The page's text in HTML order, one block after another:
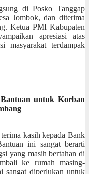
di Posko Tanggap
Jombok, dan diterima
Ketua PMI Kabupaten
apresiasi atas
masyarakat terdampak
untuk Korban
kasih kepada Bank
ini sangat berarti
yang masih bertahan di
ke rumah masing-
sangat diperlukan untuk